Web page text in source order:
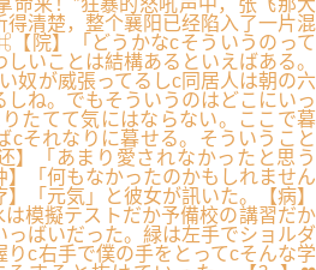
命来！”狂暴的怒吼声中，张飞那大
得清楚，整个襄阳已经陷入了一片混
院】「どうかなcそういうのって
いことは結構あるといえばある。
奴が威張ってるしc同居人は朝の六
しね。でもそういうのはどこにいっ
たてて気にはならない。ここで暮
cそれなりに暮せる。そういうこと
】「あまり愛されなかったと思う
「何もなかったのかもしれません
「元気」と彼女が訊いた。【病】
模擬テストだか予備校の講習だか
っばいだった。緑は左手でショルダ
c右手で僕の手をとってcそんな学